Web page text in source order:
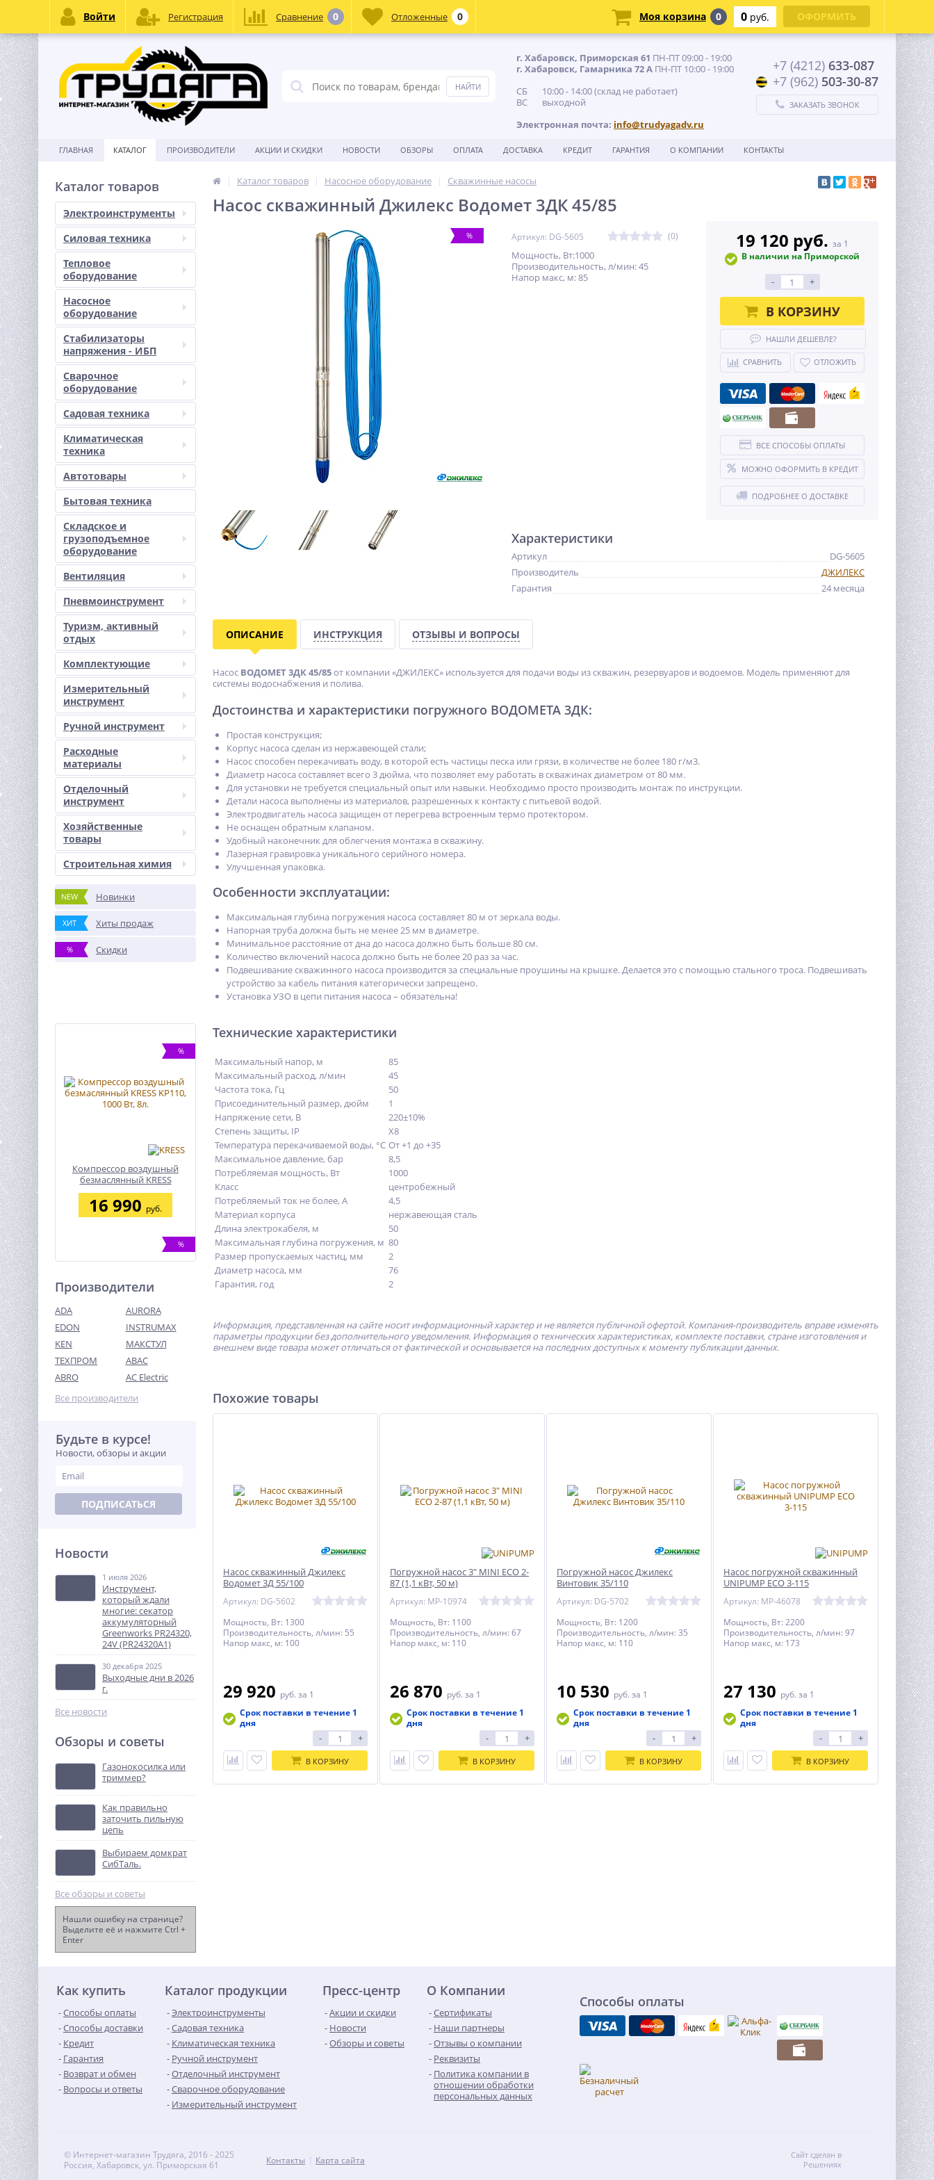
г. Хабаровск, Приморская 61 ПН-ПТ 09:00 - 19:00
г. Хабаровск, Гамарника 72 А ПН-ПТ 10:00 - 19:00
СБ 10:00 - 14:00 (склад не работает)
ВС выходной
Электронная почта: info@trudyagadv.ru
+7 (4212) 633-087
+7 (962) 503-30-87
ЗАКАЗАТЬ ЗВОНОК
ГЛАВНАЯ КАТАЛОГ ПРОИЗВОДИТЕЛИ АКЦИИ И СКИДКИ НОВОСТИ ОБЗОРЫ ОПЛАТА ДОСТАВКА КРЕДИТ ГАРАНТИЯ О КОМПАНИИ КОНТАКТЫ
Каталог товаров
Электроинструменты
Силовая техника
Тепловое
оборудование
Насосное
оборудование
Стабилизаторы
напряжения - ИБП
Сварочное
оборудование
Садовая техника
Климатическая
техника
Автотовары
Бытовая техника
Складское и
грузоподъемное
оборудование
Вентиляция
Пневмоинструмент
Туризм, активный
отдых
Комплектующие
Измерительный
инструмент
Ручной инструмент
Расходные
материалы
Отделочный
инструмент
Хозяйственные
товары
Строительная химия
NEW Новинки
ХИТ Хиты продаж
% Скидки
%
Компрессор воздушный
безмаслянный KRESS
KP110, 1000 Вт, 8л.
16 990 руб.
%
Бензиновый генератор
Samsan R5500
86 990
Лазерный дальномер
KI201 70м
5 990руб.
%
Виброрейка для бетона
42 248
%
Джилекс Водомет 3ДК
Производители
ADA
AURORA
EDON
INSTRUMAX
KEN
МАКСТУЛ
ТЕХПРОМ
ABAC
ABRO
AC Electric
Все производители
Будьте в курсе!
Новости, обзоры и акции
ПОДПИСАТЬСЯ
Новости
1 июля 2026
Инструмент,
который ждали
многие: секатор
аккумуляторный
Greenworks PR24320,
24V (PR24320A1)
30 декабря 2025
Выходные дни в 2026
г.
Все новости
Обзоры и советы
Газонокосилка или
триммер?
Как правильно
заточить пильную
цепь
Выбираем домкрат
СибТаль.
Все обзоры и советы
Нашли ошибку на странице?
Выделите её и нажмите Ctrl +
Enter
Каталог товаров Насосное оборудование Скважинные насосы
Насос скважинный Джилекс Водомет 3ДК 45/85
% Артикул: DG-5605 (0)
Мощность, Вт:1000
Производительность, л/мин: 45
Напор макс, м: 85
19 120 руб. за 1
В наличии на Приморской
- +
В КОРЗИНУ
НАШЛИ ДЕШЕВЛЕ?
СРАВНИТЬ ОТЛОЖИТЬ
ВСЕ СПОСОБЫ ОПЛАТЫ
МОЖНО ОФОРМИТЬ В КРЕДИТ
ПОДРОБНЕЕ О ДОСТАВКЕ
Характеристики
Артикул
DG-5605
Производитель
ДЖИЛЕКС
Гарантия
24 месяца
ОПИСАНИЕ ИНСТРУКЦИЯ ОТЗЫВЫ И ВОПРОСЫ
Насос ВОДОМЕТ 3ДК 45/85от компании «ДЖИЛЕКС» используется для подачи воды из скважин, резервуаров и водоемов. Модель применяют для
системы водоснабжения и полива.
Достоинства и характеристики погружного ВОДОМЕТА 3ДК:
Простая конструкция;
Корпус насоса сделан из нержавеющей стали;
Насос способен перекачивать воду, в которой есть частицы песка или грязи, в количестве не более 180 г/м3.
Диаметр насоса составляет всего 3 дюйма, что позволяет ему работать в скважинах диаметром от 80 мм.
Для установки не требуется специальный опыт или навыки. Необходимо просто производить монтаж по инструкции.
Детали насоса выполнены из материалов, разрешенных к контакту с питьевой водой.
Электродвигатель насоса защищен от перегрева встроенным термо протектором.
Не оснащен обратным клапаном.
Удобный наконечник для облегчения монтажа в скважину.
Лазерная гравировка уникального серийного номера.
Улучшенная упаковка.
Особенности эксплуатации:
Максимальная глубина погружения насоса составляет 80 м от зеркала воды.
Напорная труба должна быть не менее 25 мм в диаметре.
Минимальное расстояние от дна до насоса должно быть больше 80 см.
Количество включений насоса должно быть не более 20 раз за час.
Подвешивание скважинного насоса производится за специальные проушины на крышке. Делается это с помощью стального троса. Подвешивать
устройство за кабель питания категорически запрещено.
Установка УЗО в цепи питания насоса – обязательна!
Технические характеристики
Максимальный напор, м
85
Максимальный расход, л/мин
45
Частота тока, Гц
50
Присоединительный размер, дюйм
1
Напряжение сети, В
220±10%
Степень защиты, IP
Х8
Температура перекачиваемой воды, °С От +1 до +35
Максимальное давление, бар
8,5
Потребляемая мощность, Вт
1000
Класс
центробежный
Потребляемый ток не более, А
4,5
Материал корпуса
нержавеющая сталь
Длина электрокабеля, м
50
Максимальная глубина погружения, м 80
Размер пропускаемых частиц, мм
2
Диаметр насоса, мм
76
Гарантия, год
2
Информация, представленная на сайте носит информационный характер и не является публичной офертой. Компания-производитель вправе изменять
параметры продукции без дополнительного уведомления. Информация о технических характеристиках, комплекте поставки, стране изготовления и
внешнем виде товара может отличаться от фактической и основывается на последних доступных к моменту публикации данных.
Похожие товары
Насос скважинный Джилекс
Водомет 3Д 55/100
Артикул: DG-5602
Мощность, Вт: 1300
Производительность, л/мин: 55
Напор макс, м: 100
29 920 руб. за 1
Срок поставки в течение 1
дня
- +
В КОРЗИНУ
Погружной насос 3" MINI ECO 2-
87 (1,1 кВт, 50 м)
Артикул: MP-10974
Мощность, Вт: 1100
Производительность, л/мин: 67
Напор макс, м: 110
26 870 руб. за 1
Срок поставки в течение 1
дня
- +
В КОРЗИНУ
Погружной насос Джилекс
Винтовик 35/110
Артикул: DG-5702
Мощность, Вт: 1200
Производительность, л/мин: 35
Напор макс, м: 110
10 530 руб. за 1
Срок поставки в течение 1
дня
- +
В КОРЗИНУ
Насос погружной скважинный
UNIPUMP ECO 3-115
Артикул: MP-46078
Мощность, Вт: 2200
Производительность, л/мин: 97
Напор макс, м: 173
27 130 руб. за 1
Срок поставки в течение 1
дня
- +
В КОРЗИНУ
Как купить
Способы оплаты
Способы доставки
Кредит
Гарантия
Возврат и обмен
Вопросы и ответы
Каталог продукции
Электроинструменты
Садовая техника
Климатическая техника
Ручной инструмент
Отделочный инструмент
Сварочное оборудование
Измерительный инструмент
Пресс-центр
Акции и скидки
Новости
Обзоры и советы
О Компании
Сертификаты
Наши партнеры
Отзывы о компании
Реквизиты
Политика компании в
отношении обработки
персональных данных
Способы оплаты
© Интернет-магазин Трудяга, 2016 - 2025
Россия, Хабаровск, ул. Приморская 61
Контакты Карта сайта
Сайт сделан в
Решениях
Войти Регистрация Сравнение 0 Отложенные 0 Моя корзина 0 0 руб. ОФОРМИТЬ